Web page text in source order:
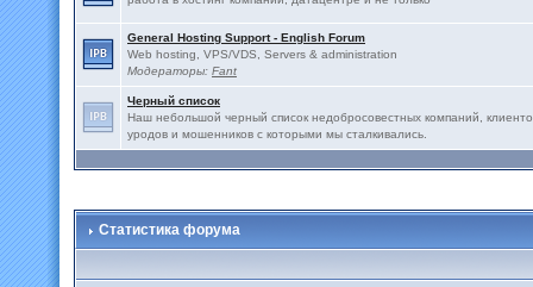
General Hosting Support - English Forum
Web hosting, VPS/VDS, Servers & administration
Модераторы: Fant
Черный список
Наш небольшой черный список недобросовестных компаний,
уродов и мошенников с которыми мы сталкивались.
Статистика форума